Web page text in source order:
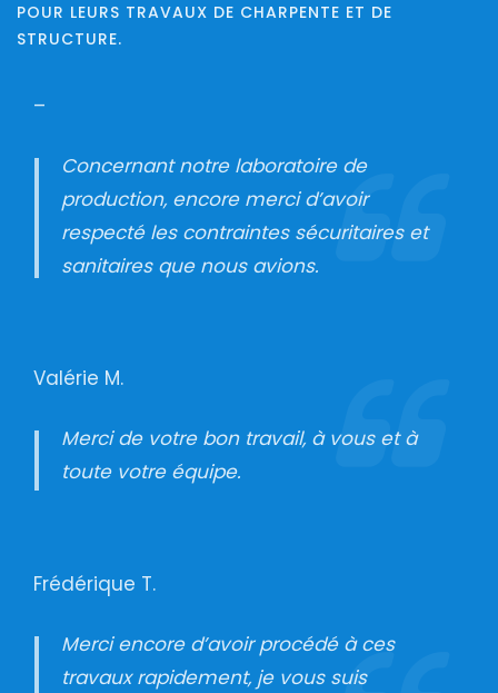
POUR LEURS TRAVAUX DE CHARPENTE ET DE
STRUCTURE.
–
Concernant notre laboratoire de
production, encore merci d’avoir
respecté les contraintes sécuritaires et
sanitaires que nous avions.
Valérie M.
Merci de votre bon travail, à vous et à
toute votre équipe.
Frédérique T.
Merci encore d’avoir procédé à ces
travaux rapidement, je vous suis